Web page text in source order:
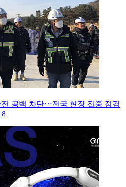
공백 차단⋯전국 현장 집중 점검